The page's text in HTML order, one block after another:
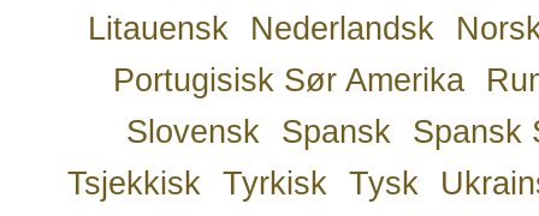
Litauensk
Nederlandsk
Portugisisk Sør Amerika
Slovensk
Spansk
Spansk
Tsjekkisk
Tyrkisk Tysk